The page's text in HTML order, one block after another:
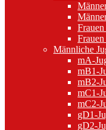
Männliche
mA-
mB1-
mB2-
mC1-
mC2-
gD1-
gD2-